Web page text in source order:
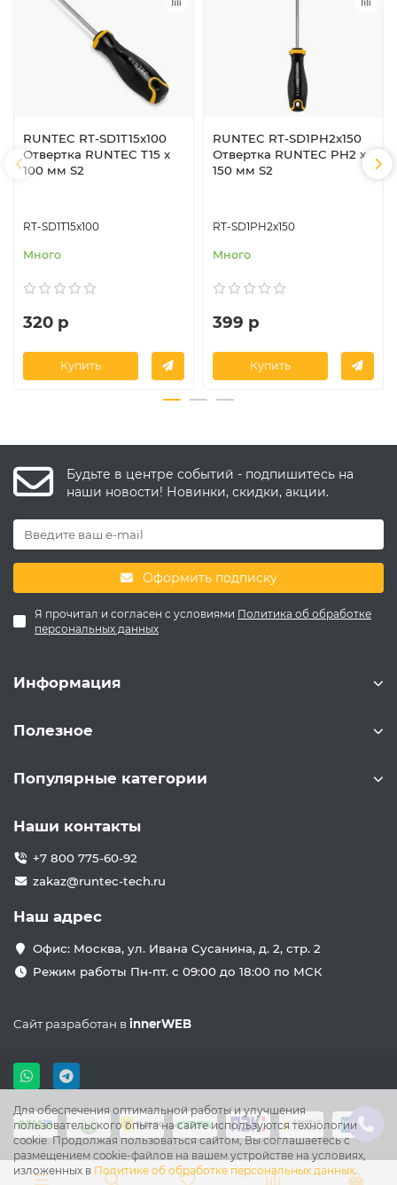
RUNTEC RT-SD1T15x100
Отвертка RUNTEC T15 x
100 мм S2
RT-SD1T15x100
Много
320 р
Купить
RUNTEC RT-SD1PH2x150
Отвертка RUNTEC PH2 x
150 мм S2
RT-SD1PH2x150
Много
399 р
Купить
Для обеспечения оптимальной работы и улучшения
пользовательского опыта на сайте используются технологии
cookie. Продолжая пользоваться сайтом, Вы соглашаетесь с
размещением cookie-файлов на вашем устройстве на условиях,
изложенных в Политике об обработке персональных данных.
Будьте в центре событий - подпишитесь на
наши новости! Новинки, скидки, акции.
Оформить подписку
Я прочитал и согласен с условиями Политика об обработке
персональных данных
Информация
Полезное
Популярные категории
Наши контакты
+7 800 775-60-92
zakaz@runtec-tech.ru
Наш адрес
Офис: Москва, ул. Ивана Сусанина, д. 2, стр. 2
Режим работы Пн-пт. с 09:00 до 18:00 по МСК
Сайт разработан вinnerWEB